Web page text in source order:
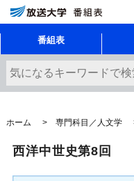
番組表
ホーム
専門科目／人文学
西洋中世史第8回